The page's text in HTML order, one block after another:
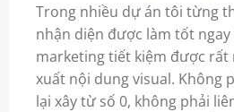
Trong nhiều dự án tôi từng
nhận diện được làm tốt
marketing tiết kiệm được rất
xuất nội dung visual. Không
lại xây từ số 0, không phải